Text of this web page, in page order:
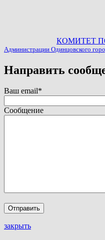
КОМИТЕТ
Администрации Одинцовского
Направить
Ваш email*
Сообщение
закрыть